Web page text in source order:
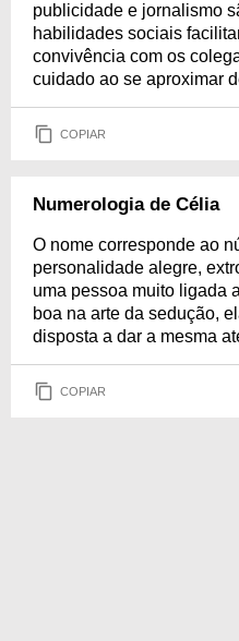
publicidade e jornalismo
habilidades sociais
convivência com os
cuidado ao se aproximar
COPIAR
Numerologia de Célia
O nome corresponde ao
personalidade alegre,
uma pessoa muito ligada
boa na arte da sedução,
disposta a dar a mesma
COPIAR